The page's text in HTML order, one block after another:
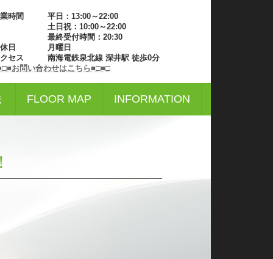
業時間 平日：13:00～22:00
日祝：10:00～22:00
終受付時間：20:30
休日 月曜日
セス 南海電鉄泉北線 深井駅 徒歩0分
お問い合わせはこちら■□■□
FLOOR MAP INFORMATION